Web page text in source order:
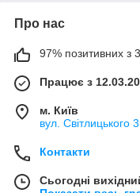
Про нас
97% позитивних з
Працює з
м. Київ
вул. Світлицького
Контакти
Сьогодні